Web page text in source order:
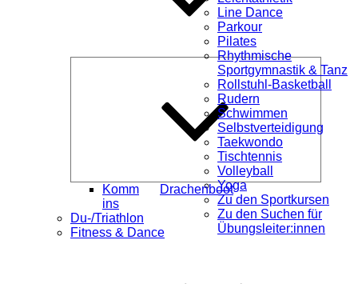
öffnen
Komm
ins
Drachenboot
Du-/Triathlon
Fitness & Dance
Line Dance
Parkour
Pilates
Rhythmische
Sportgymnastik & Tanz
Rollstuhl-Basketball
Rudern
Schwimmen
Selbstverteidigung
Taekwondo
Tischtennis
Volleyball
Yoga
Zu den Sportkursen
Zu den Suchen für
Übungsleiter:innen